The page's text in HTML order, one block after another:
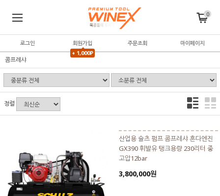
0
로그인
회원가입
+ 1,000P
주문조회 마이페이지
콤프레샤
정렬
산업용 슐츠 펌프 콤프레샤 혼다엔진
GX390 휘발유 탱크용량 230리터 중
고압12bar
3,800,000원